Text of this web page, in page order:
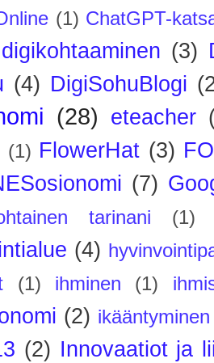
(1) ChatGPT-
digikohtaaminen (3)
(4) DigiSohuBlogi
(28) eteacher
(1) FlowerHat (3)
(7)
tarinani (1)
(4)
(1) ihminen (1)
(2) ikääntyminen
(2) Innovaatiot ja